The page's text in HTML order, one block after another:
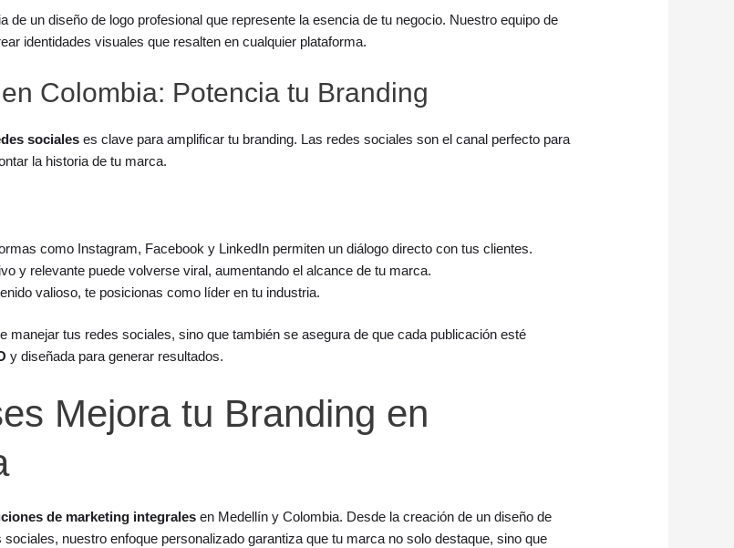
un diseño de logo profesional que represente la esencia de tu negocio. Nuestro equipo de
identidades visuales que resalten en cualquier plataforma.
Colombia: Potencia tu Branding
sociales es clave para amplificar tu branding. Las redes sociales son el canal perfecto para
la historia de tu marca.
como Instagram, Facebook y LinkedIn permiten un diálogo directo con tus clientes.
y relevante puede volverse viral, aumentando el alcance de tu marca.
valioso, te posicionas como líder en tu industria.
manejar tus redes sociales, sino que también se asegura de que cada publicación esté
y diseñada para generar resultados.
Mejora tu Branding en
de marketing integrales en Medellín y Colombia. Desde la creación de un diseño de
nuestro enfoque personalizado garantiza que tu marca no solo destaque, sino que